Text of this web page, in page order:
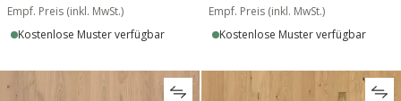
Empf. Preis (inkl. MwSt.)
Kostenlose Muster verfügbar
Empf. Preis (inkl. MwSt.)
Kostenlose Muster verfügbar